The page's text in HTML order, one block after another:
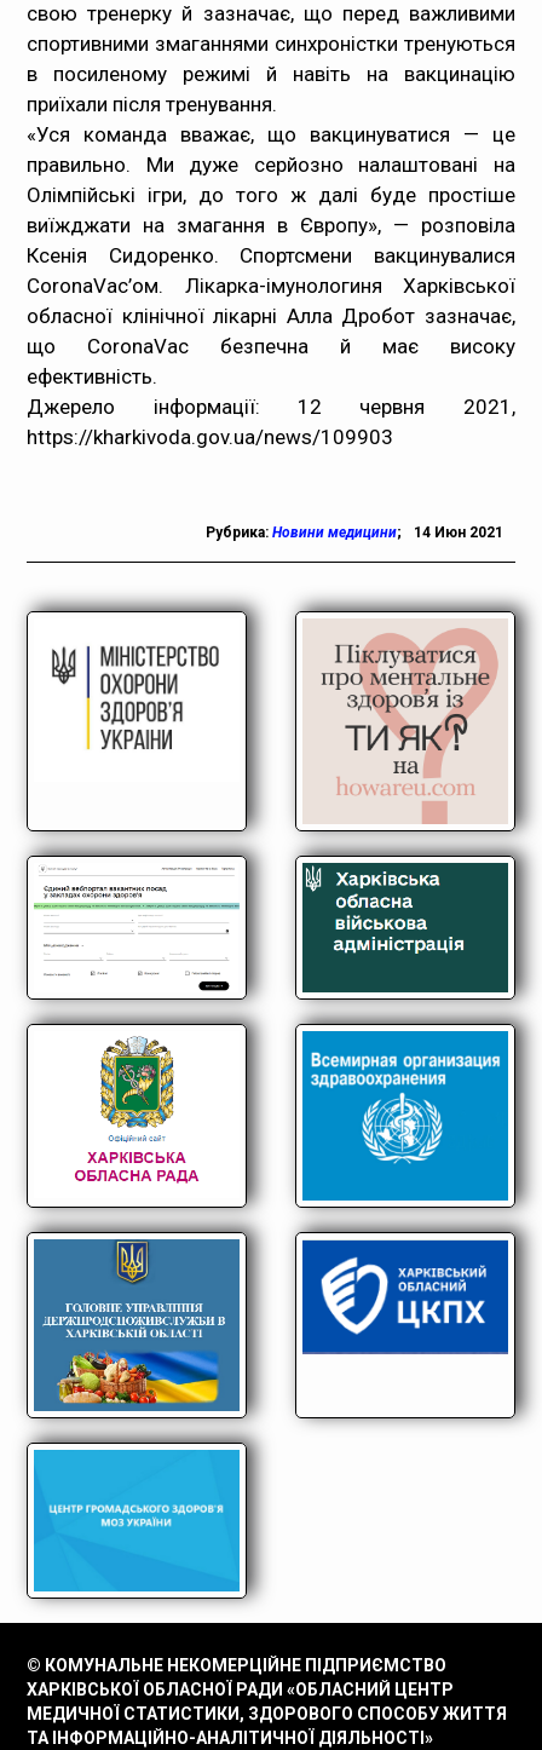
свою тренерку й зазначає, що перед важливими
спортивними змаганнями синхроністки тренуються
в посиленому режимі й навіть на вакцинацію
приїхали після тренування.
«Уся команда вважає, що вакцинуватися — це
правильно. Ми дуже серйозно налаштовані на
Олімпійські ігри, до того ж далі буде простіше
виїжджати на змагання в Європу», — розповіла
Ксенія Сидоренко. Спортсмени вакцинувалися
CoronaVac’ом. Лікарка-імунологиня Харківської
обласної клінічної лікарні Алла Дробот зазначає,
що CoronaVac безпечна й має високу
ефективність.
Джерело інформації: 12 червня 2021,
https://kharkivoda.gov.ua/news/109903
Рубрика: Новини медицини; 14 Июн 2021
© КОМУНАЛЬНЕ НЕКОМЕРЦІЙНЕ ПІДПРИЄМСТВО
ХАРКІВСЬКОЇ ОБЛАСНОЇ РАДИ «ОБЛАСНИЙ ЦЕНТР
МЕДИЧНОЇ СТАТИСТИКИ, ЗДОРОВОГО СПОСОБУ ЖИТТЯ
ТА ІНФОРМАЦІЙНО-АНАЛІТИЧНОЇ ДІЯЛЬНОСТІ»